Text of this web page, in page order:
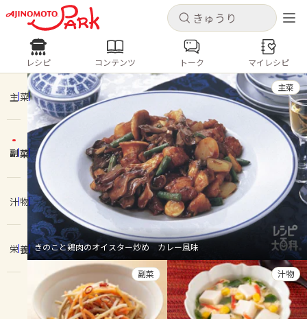
キャンセル
ログインするとレシピを保存できます
ログイン 新規登録
ホーム
コンテンツ
レシピ
トーク
よくあるお問い合わせ
キャンセル
レシピ コンテンツ
人気の食材・レシピ
きゅうり なす トマト
とうもろこし
ピーマン
みょうが ゴーヤ
レシピ コンテンツ トーク マイレシピ
主菜
副菜
汁物
栄養 きのこと鶏肉のオイスター炒め カレー風味
主菜
副菜 汁物